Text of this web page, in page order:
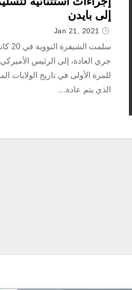
إلى بايدن
Jan 21, 2021
سلمت
جري العادة، إلى الرئيس
للمرة الأولى في تاريخ الولايات
الذي يتم عادة…